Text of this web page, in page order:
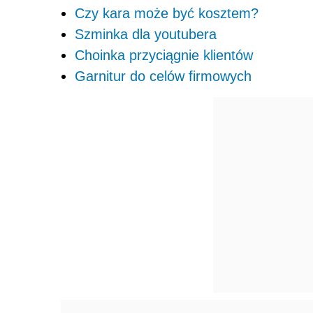
Czy kara może być kosztem?
Szminka dla youtubera
Choinka przyciągnie klientów
Garnitur do celów firmowych